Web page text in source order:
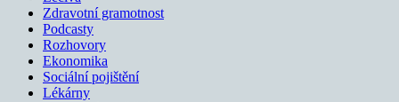
Zdravotní gramotnost
Podcasty
Rozhovory
Ekonomika
Sociální pojištění
Lékárny